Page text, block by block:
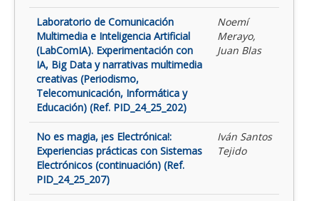
Laboratorio de Comunicación
Multimedia e Inteligencia Artificial
(LabComIA). Experimentación con
IA, Big Data y narrativas multimedia
creativas (Periodismo,
Telecomunicación, Informática y
Educación) (Ref. PID_24_25_202)
Noemí
Merayo,
Juan Blas
No es magia, ¡es Electrónica!:
Experiencias prácticas con Sistemas
Electrónicos (continuación) (Ref.
PID_24_25_207)
Iván Santos
Tejido